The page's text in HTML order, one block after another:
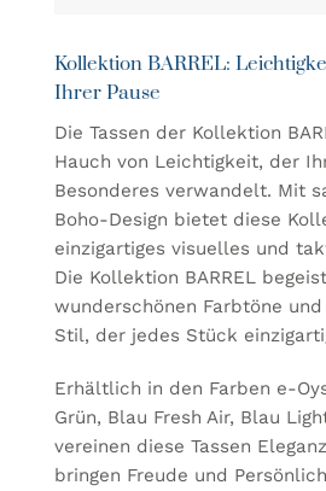
Kollektion BARREL:
Ihrer Pause
Die Tassen der Kollektion
Hauch von Leichtigkeit, der
Besonderes verwandelt. Mit
Boho-Design bietet diese
einzigartiges visuelles und
Die Kollektion BARREL
wunderschönen Farbtöne
Stil, der jedes Stück
Erhältlich in den Farben e-
Grün, Blau Fresh Air, Blau
vereinen diese Tassen
bringen Freude und